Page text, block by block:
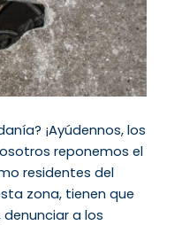
¡Ayúdennos, los
reponemos el
residentes del
zona, tienen que
a los